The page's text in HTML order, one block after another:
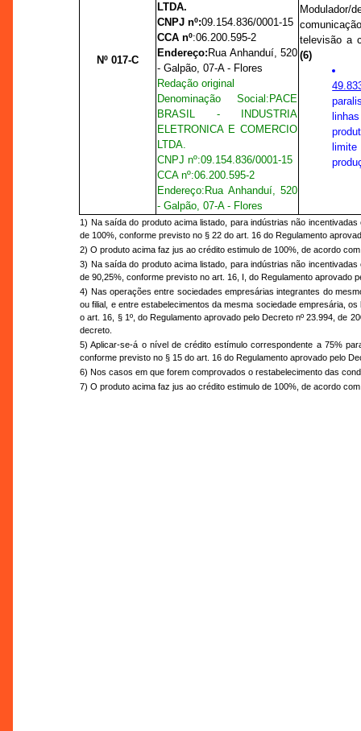
Nº 017-C
LTDA.
CNPJ nº:09.154.836/0001-15
CCA nº:06.200.595-2
Endereço: Rua Anhanduí, 520
- Galpão, 07-A - Flores
Redação original
Denominação Social: PACE
BRASIL - INDUSTRIA
ELETRONICA E COMERCIO
LTDA.
CNPJ nº:09.154.836/0001-15
CCA nº:06.200.595-2
Endereço: Rua Anhanduí, 520
- Galpão, 07-A - Flores
televisão a
(6)
1) Na saída do produto acima listado, para indústrias não
de 100%, conforme previsto no § 22 do art. 16 do Regulamento
2) O produto acima faz jus ao crédito estimulo de 100%, de acordo
3) Na saída do produto acima listado, para indústrias não
de 90,25%, conforme previsto no art. 16, I, do Regulamento aprovado
4) Nas operações entre sociedades empresárias integrantes do
ou filial, e entre estabelecimentos da mesma sociedade empresária,
o art. 16, § 1º, do Regulamento aprovado pelo Decreto nº 23.994, de
decreto.
5) Aplicar-se-á o nível de crédito estímulo correspondente a 75%
conforme previsto no § 15 do art. 16 do Regulamento aprovado pelo
6) Nos casos em que forem comprovados o restabelecimento das
7) O produto acima faz jus ao crédito estimulo de 100%, de acordo